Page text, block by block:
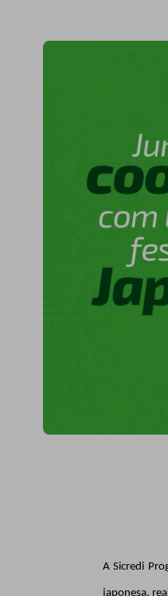
A Sicredi
japonesa,